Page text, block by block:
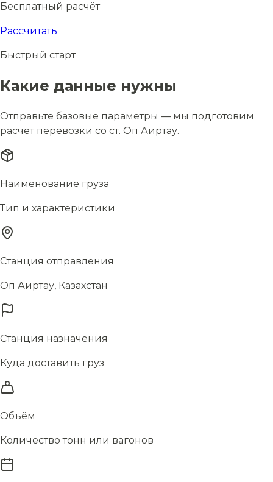
Бесплатный расчёт
Рассчитать
Быстрый старт
Какие данные нужны
Отправьте базовые параметры — мы подготовим
расчёт перевозки со ст. Оп Аиртау.
Наименование груза
Тип и характеристики
Станция отправления
Оп Аиртау, Казахстан
Станция назначения
Куда доставить груз
Объём
Количество тонн или вагонов